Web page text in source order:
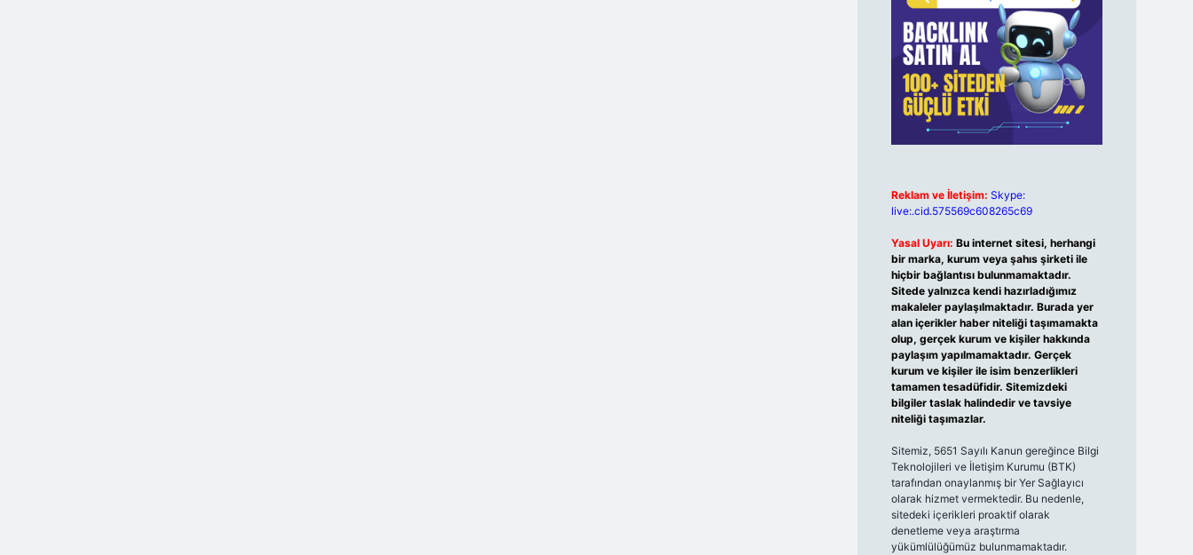
Reklam ve İletişim: Skype:
live:.cid.575569c608265c69
Yasal Uyarı: Bu internet sitesi, herhangi
bir marka, kurum veya şahıs şirketi ile
hiçbir bağlantısı bulunmamaktadır.
Sitede yalnızca kendi hazırladığımız
makaleler paylaşılmaktadır. Burada yer
alan içerikler haber niteliği taşımamakta
olup, gerçek kurum ve kişiler hakkında
paylaşım yapılmamaktadır. Gerçek
kurum ve kişiler ile isim benzerlikleri
tamamen tesadüfidir. Sitemizdeki
bilgiler taslak halindedir ve tavsiye
niteliği taşımazlar.
Sitemiz, 5651 Sayılı Kanun gereğince Bilgi
Teknolojileri ve İletişim Kurumu (BTK)
tarafından onaylanmış bir Yer Sağlayıcı
olarak hizmet vermektedir. Bu nedenle,
sitedeki içerikleri proaktif olarak
denetleme veya araştırma
yükümlülüğümüz bulunmamaktadır.